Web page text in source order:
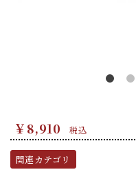
￥8,910 税込
関連カテゴリ